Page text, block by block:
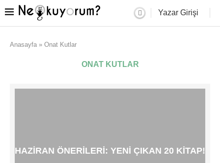
Yazar Girişi
Anasayfa » Onat Kutlar
ONAT KUTLAR
HAZIRAN ÖNERILERI: YENI ÇIKAN 20 KITAP!